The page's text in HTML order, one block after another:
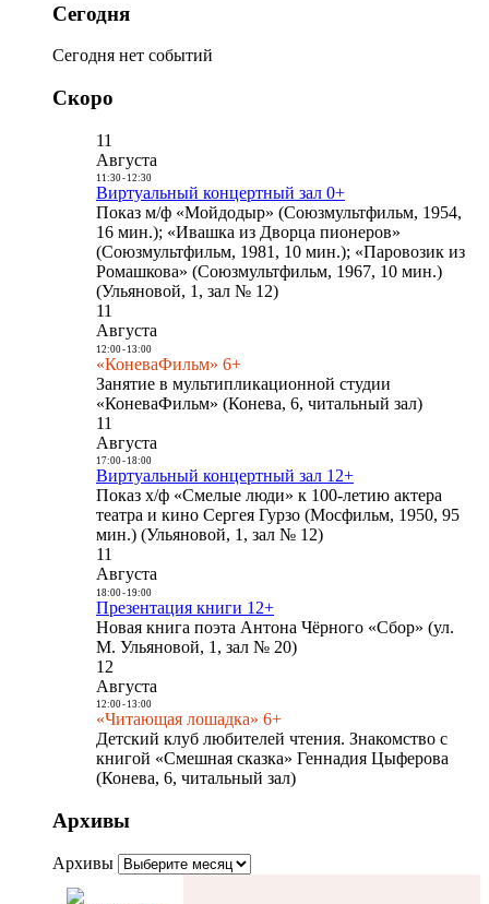
Сегодня
Сегодня нет событий
Скоро
11
Августа
11:30- 12:30
Виртуальный концертный зал 0+
Показ м/ф «Мойдодыр» (Союзмультфильм, 1954,
16 мин.); «Ивашка из Дворца пионеров»
(Союзмультфильм, 1981, 10 мин.); «Паровозик из
Ромашкова» (Союзмультфильм, 1967, 10 мин.)
(Ульяновой, 1, зал № 12)
11
Августа
12:00- 13:00
«КоневаФильм» 6+
Занятие в мультипликационной студии
«КоневаФильм» (Конева, 6, читальный зал)
11
Августа
17:00- 18:00
Виртуальный концертный зал 12+
Показ х/ф «Смелые люди» к 100-летию актера
театра и кино Сергея Гурзо (Мосфильм, 1950, 95
мин.) (Ульяновой, 1, зал № 12)
11
Августа
18:00- 19:00
Презентация книги 12+
Новая книга поэта Антона Чёрного «Сбор» (ул.
М. Ульяновой, 1, зал № 20)
12
Августа
12:00- 13:00
«Читающая лошадка» 6+
Детский клуб любителей чтения. Знакомство с
книгой «Смешная сказка» Геннадия Цыферова
(Конева, 6, читальный зал)
Архивы
Архивы